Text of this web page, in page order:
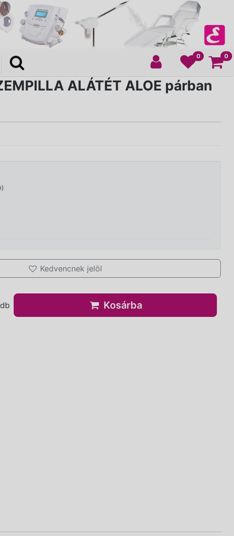
0 0
ALÁTÉT ALOE párban
Kedvencnek jelöl
db Kosárba